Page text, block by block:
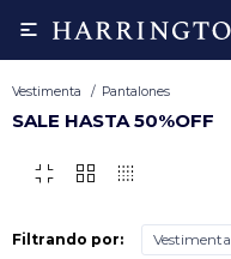

Vestimenta Pantalones
SALE HASTA 50%OFF
fullscreen_exit grid_view transition_dissolve
Filtrando por: Vestimenta